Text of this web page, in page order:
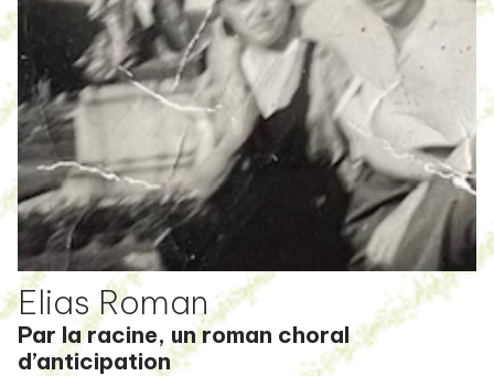
Elias Roman
Par la racine, un roman choral
d’anticipation